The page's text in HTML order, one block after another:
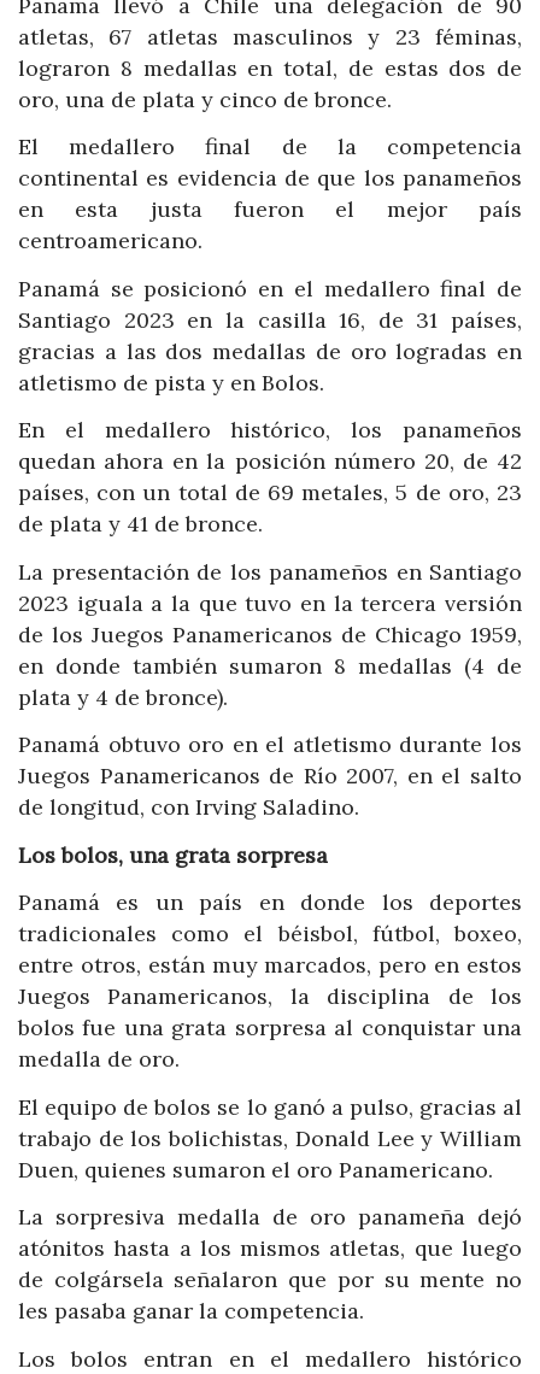
atletas, 67 atletas masculinos y 23 féminas,
lograron 8 medallas en total, de estas dos de
oro, una de plata y cinco de bronce.
El medallero final de la competencia
continental es evidencia de que los panameños
en esta justa fueron el mejor país
centroamericano.
Panamá se posicionó en el medallero final de
Santiago 2023 en la casilla 16, de 31 países,
gracias a las dos medallas de oro logradas en
atletismo de pista y en Bolos.
En el medallero histórico, los panameños
quedan ahora en la posición número 20, de 42
países, con un total de 69 metales, 5 de oro, 23
de plata y 41 de bronce.
La presentación de los panameños en Santiago
2023 iguala a la que tuvo en la tercera versión
de los Juegos Panamericanos de Chicago 1959,
en donde también sumaron 8 medallas (4 de
plata y 4 de bronce).
Panamá obtuvo oro en el atletismo durante los
Juegos Panamericanos de Río 2007, en el salto
de longitud, con Irving Saladino.
Los bolos, una grata sorpresa
Panamá es un país en donde los deportes
tradicionales como el béisbol, fútbol, boxeo,
entre otros, están muy marcados, pero en estos
Juegos Panamericanos, la disciplina de los
bolos fue una grata sorpresa al conquistar una
medalla de oro.
El equipo de bolos se lo ganó a pulso, gracias al
trabajo de los bolichistas, Donald Lee y William
Duen, quienes sumaron el oro Panamericano.
La sorpresiva medalla de oro panameña dejó
atónitos hasta a los mismos atletas, que luego
de colgársela señalaron que por su mente no
les pasaba ganar la competencia.
Los bolos entran en el medallero histórico